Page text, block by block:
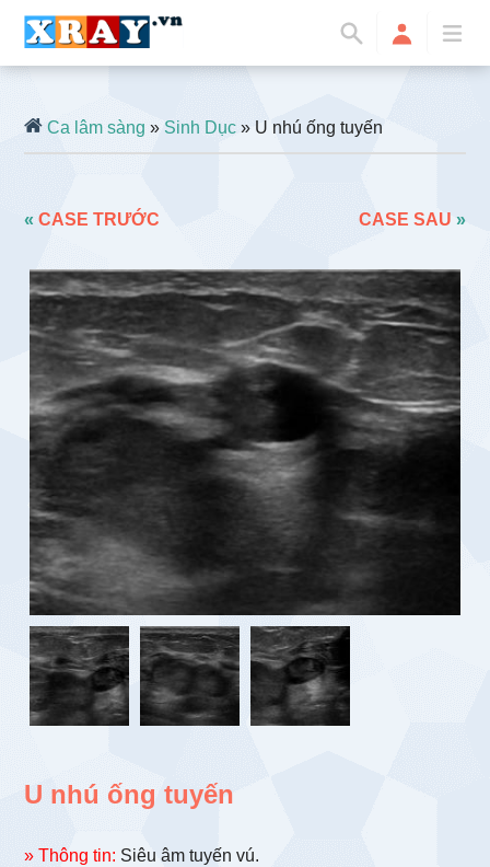
Ca lâm sàng »Sinh Dục » U nhú ống tuyến
«CASE TRƯỚC CASE SAU »
U nhú ống tuyến
» Thông tin: Siêu âm tuyến vú.